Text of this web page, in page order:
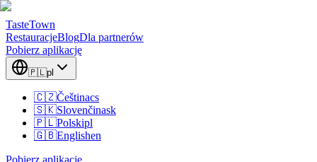
TasteTown
RestauracjeBlogDla partnerów
Pobierz aplikację
🇵🇱pl
🇨🇿Češtinacs
🇸🇰Slovenčinask
🇵🇱Polskipl
🇬🇧Englishen
Pobierz aplikację